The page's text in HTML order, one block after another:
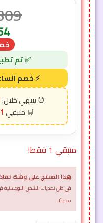
خصم
1
متبقي 1 فقط!
هذا المنتج على وشك
في ظل تحديات الشحن اللوجستية
مجددًا.
×